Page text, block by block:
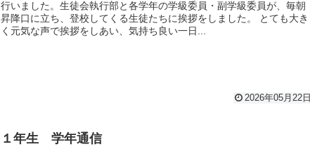
行いました。生徒会執行部と各学年の学級委員・副学級委員が、毎朝
昇降口に立ち、登校してくる生徒たちに挨拶をしました。 とても大き
く元気な声で挨拶をしあい、気持ち良い一日...
2026年05月22日
１年生 学年通信